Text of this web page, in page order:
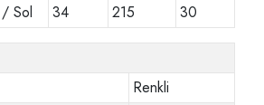
/ Sol
34 215 30
Renkli